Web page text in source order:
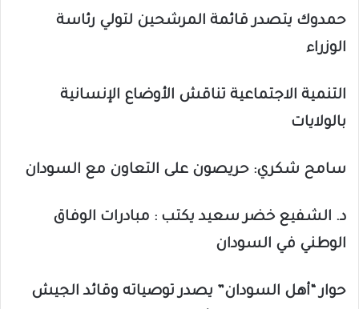
حمدوك يتصدر قائمة المرشحين لتولي رئاسة
الوزراء
التنمية الاجتماعية تناقش الأوضاع الإنسانية
بالولايات
سامح شكري: حريصون على التعاون مع السودان
د. الشفيع خضر سعيد يكتب : مبادرات الوفاق
الوطني في السودان
حوار “أهل السودان” يصدر توصياته وقائد الجيش